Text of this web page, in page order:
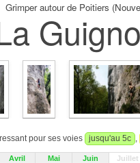
Grimper autour de Poitiers
pour ses voies jusqu'au 5c ,
Avril Mai Juin Juillet